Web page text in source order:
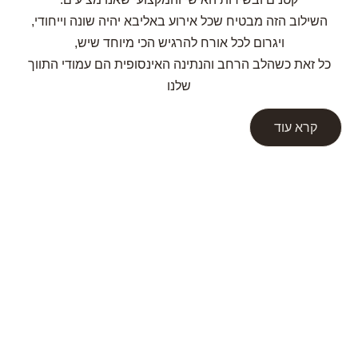
השילוב הזה מבטיח שכל אירוע באליבא יהיה שונה וייחודי,
ויגרום לכל אורח להרגיש הכי מיוחד שיש,
כל זאת כשהלב הרחב והנתינה האינסופית הם עמודי התווך
שלנו
קרא עוד